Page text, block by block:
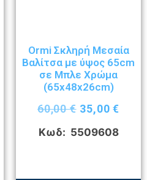
Ormi Σκληρή Μεσαία
Βαλίτσα με ύψος 65cm
σε Μπλε Χρώμα
(65x48x26cm)
60,00€ 35,00€
Κωδ: 5509608